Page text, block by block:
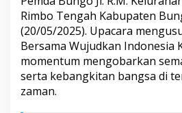
u
p
P
r
i
n
Rimbo Tengah Kabupaten
(20/05/2025). Upacara
Bersama Wujudkan Indonesia
momentum mengobarkan
serta kebangkitan bangsa di
zaman.